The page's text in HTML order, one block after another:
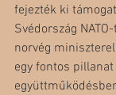
fejezték ki
Svédország
norvég
egy fontos pillanat